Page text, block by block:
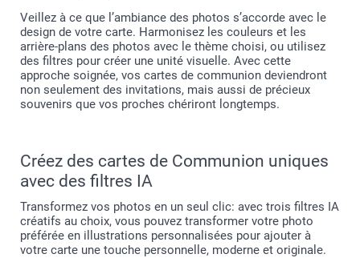
Veillez à ce que l’ambiance des photos s’accorde avec le
design de votre carte. Harmonisez les couleurs et les
arrière-plans des photos avec le thème choisi, ou utilisez
des filtres pour créer une unité visuelle. Avec cette
approche soignée, vos cartes de communion deviendront
non seulement des invitations, mais aussi de précieux
souvenirs que vos proches chériront longtemps.
Créez des cartes de Communion uniques
avec des filtres IA
Transformez vos photos en un seul clic: avec trois filtres IA
créatifs au choix, vous pouvez transformer votre photo
préférée en illustrations personnalisées pour ajouter à
votre carte une touche personnelle, moderne et originale.